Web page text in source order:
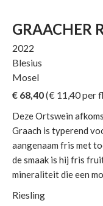
GRAACHER
2022
Blesius
Mosel
€ 68,40(€ 11,40per
Deze Ortswein
Graach is typerend
aangenaam fris met
de smaak is hij fris
mineraliteit die een
Riesling